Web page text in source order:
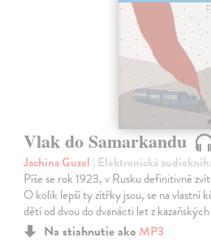
Vlak do Samarkandu
Jachina Guzel | Elektronická
Píše se rok 1923, v Rusku definitivně
O kolik lepší ty zítřky jsou, se na vlastní
dětí od dvou do dvanácti let z
Na stiahnutie ako MP3